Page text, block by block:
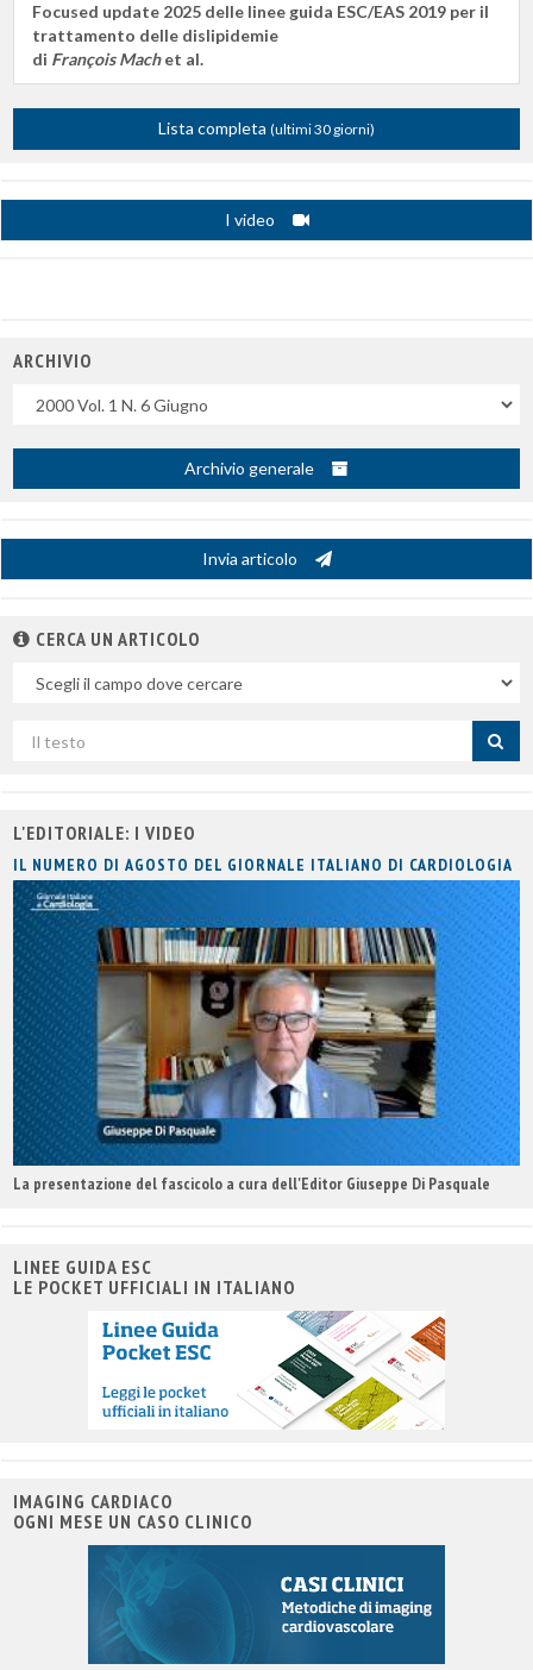
Focused update 2025 delle linee guida ESC/EAS 2019 per il
trattamento delle dislipidemie
di François Machet al.
Lista completa (ultimi 30 giorni)
I video
ARCHIVIO
Archivio generale
Invia articolo
CERCA UN ARTICOLO
campo
per
L'EDITORIALE: I VIDEO
IL NUMERO DI AGOSTO DEL GIORNALE ITALIANO DI CARDIOLOGIA
La presentazione del fascicolo a cura dell'Editor Giuseppe Di Pasquale
LINEE GUIDA ESC
LE POCKET UFFICIALI IN ITALIANO
IMAGING CARDIACO
OGNI MESE UN CASO CLINICO